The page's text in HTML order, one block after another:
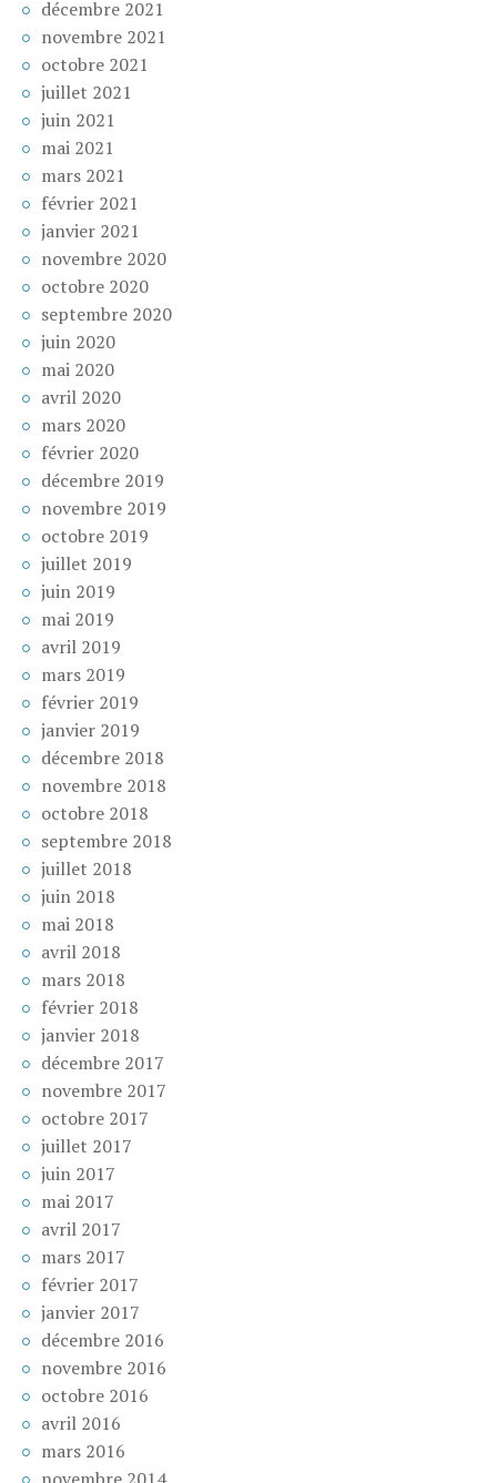
décembre 2021
novembre 2021
octobre 2021
juillet 2021
juin 2021
mai 2021
mars 2021
février 2021
janvier 2021
novembre 2020
octobre 2020
septembre 2020
juin 2020
mai 2020
avril 2020
mars 2020
février 2020
décembre 2019
novembre 2019
octobre 2019
juillet 2019
juin 2019
mai 2019
avril 2019
mars 2019
février 2019
janvier 2019
décembre 2018
novembre 2018
octobre 2018
septembre 2018
juillet 2018
juin 2018
mai 2018
avril 2018
mars 2018
février 2018
janvier 2018
décembre 2017
novembre 2017
octobre 2017
juillet 2017
juin 2017
mai 2017
avril 2017
mars 2017
février 2017
janvier 2017
décembre 2016
novembre 2016
octobre 2016
avril 2016
mars 2016